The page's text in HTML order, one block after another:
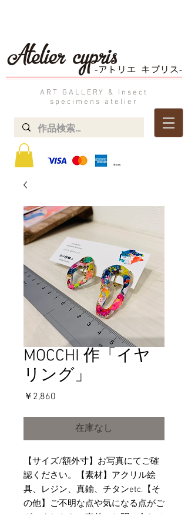
ART GALLERY & Insect
specimens atelier
MOCCHI 作「イヤ
リング」
￥2,860
在庫なし
【サイズ/額外寸】お写真にてご確
認ください。【素材】アクリル絵
具、レジン、真鍮、チタンetc.【そ
の他】ご不明な点や気になる点がご
ざいましたら、事前にお問い合わせ